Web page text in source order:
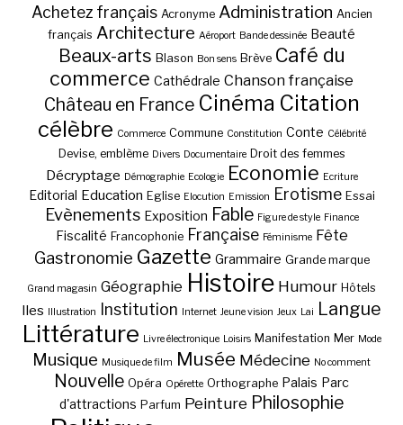
Achetez français Acronyme Administration Ancien
français Architecture Aéroport Bande dessinée Beauté
Beaux-arts Blason Bon sens Brève Café du
commerce Cathédrale Chanson française
Château en France Cinéma Citation
célèbre Commerce Commune Constitution Conte Célébrité
Devise, emblème Divers Documentaire Droit des femmes
Décryptage Démographie Ecologie Economie Ecriture
Editorial Education Eglise Elocution Emission Erotisme Essai
Evènements Exposition Fable Figure de style Finance
Fiscalité Francophonie Française Féminisme Fête
Gastronomie Gazette Grammaire Grande marque
Grand magasin Géographie Histoire Humour Hôtels
Iles Illustration Institution Internet Jeune vision Jeux Lai Langue
Littérature Livre électronique Loisirs Manifestation Mer Mode
Musique Musique de film Musée Médecine No comment
Nouvelle Opéra Opérette Orthographe Palais Parc
d'attractions Parfum Peinture Philosophie